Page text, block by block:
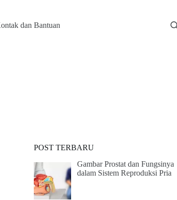
dan Bantuan
POST TERBARU
Gambar Prostat dan Fungsinya
dalam Sistem Reproduksi Pria